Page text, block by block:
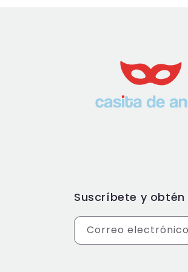
Suscríbete y
Correo electrónico